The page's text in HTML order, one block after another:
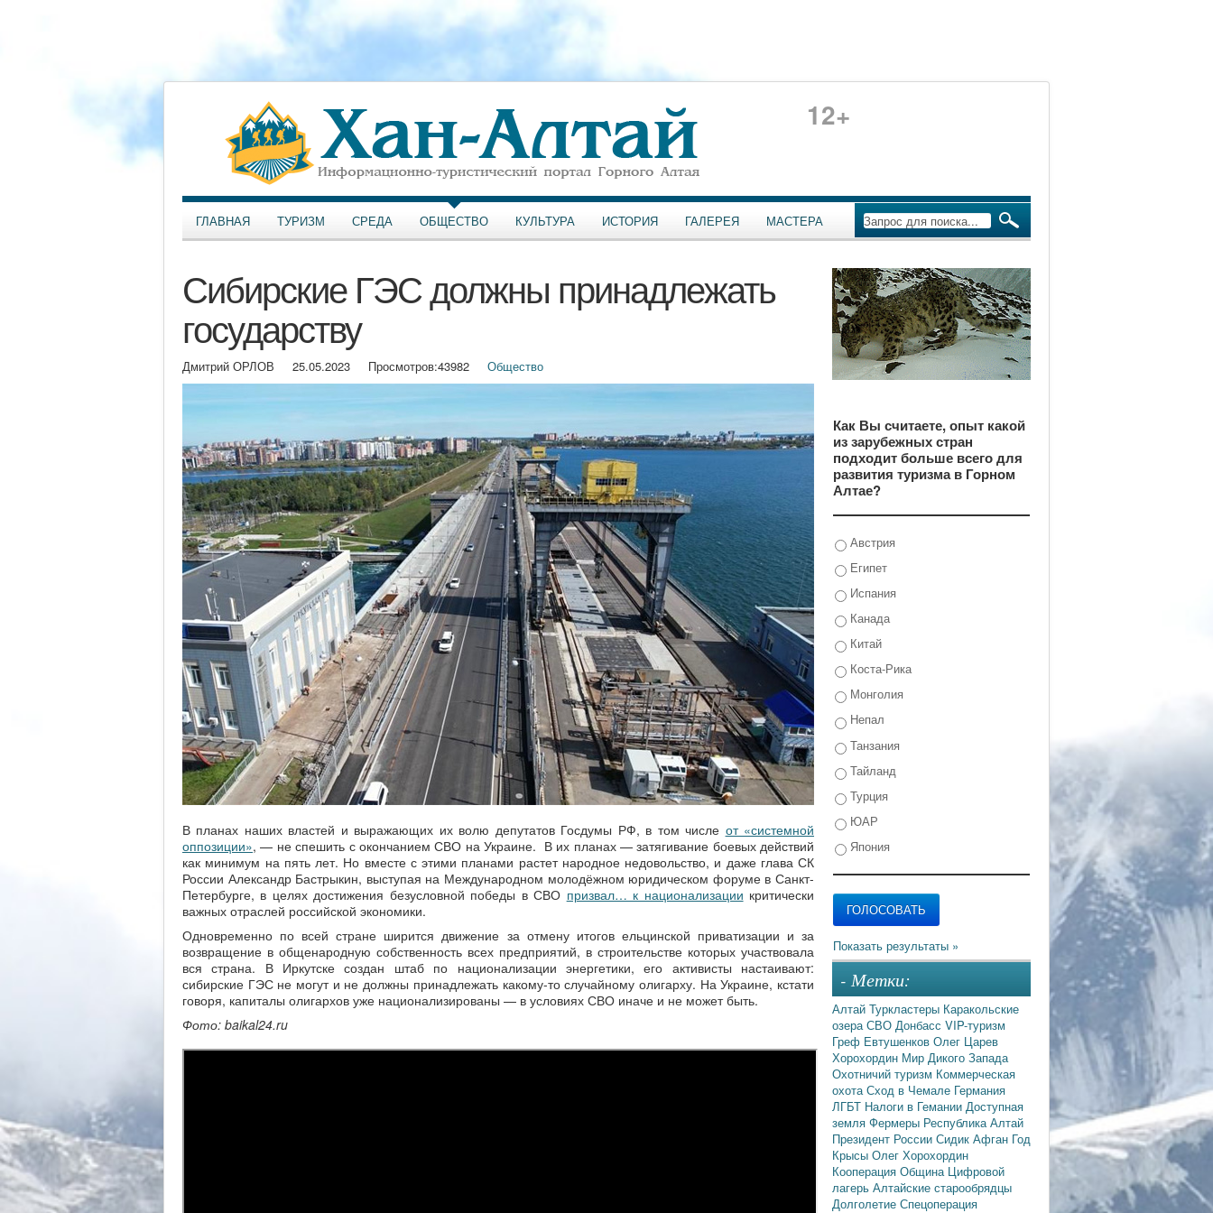
12+
ГЛАВНАЯ ТУРИЗМ СРЕДА ОБЩЕСТВО КУЛЬТУРА ИСТОРИЯ ГАЛЕРЕЯ МАСТЕРА
Сибирские ГЭС должны принадлежать
государству
Дмитрий ОРЛОВ 25.05.2023 Просмотров:43982 Общество
В планах наших властей и выражающих их волю депутатов Госдумы РФ, в том числе от «системной
оппозиции», — не спешить с окончанием СВО на Украине. В их планах — затягивание боевых действий
как минимум на пять лет. Но вместе с этими планами растет народное недовольство, и даже глава СК
России Александр Бастрыкин, выступая на Международном молодёжном юридическом форуме в Санкт-
Петербурге, в целях достижения безусловной победы в СВО призвал… к национализации критически
важных отраслей российской экономики.
Одновременно по всей стране ширится движение за отмену итогов ельцинской приватизации и за
возвращение в общенародную собственность всех предприятий, в строительстве которых участвовала
вся страна. В Иркутске создан штаб по национализации энергетики, его активисты настаивают:
сибирские ГЭС не могут и не должны принадлежать какому-то случайному олигарху. На Украине, кстати
говоря, капиталы олигархов уже национализированы — в условиях СВО иначе и не может быть.
Фото: baikal24.ru
Как Вы считаете, опыт какой
из зарубежных стран
подходит больше всего для
развития туризма в Горном
Алтае?
Австрия
Египет
Испания
Канада
Китай
Коста-Рика
Монголия
Непал
Танзания
Тайланд
Турция
ЮАР
Япония
- Метки:
Алтай Туркластеры Каракольские
озераСВО Донбасс VIP-туризм
Греф Евтушенков Олег Царев
Хорохордин Мир Дикого Запада
Охотничий туризм Коммерческая
охотаСход в Чемале Германия
ЛГБТ Налоги в Гемании Доступная
земля Фермеры Республика Алтай
Президент России Сидик Афган Год
Крысы Олег Хорохордин
Кооперация Община Цифровой
лагерь Алтайские старообрядцы
Долголетие Спецоперация